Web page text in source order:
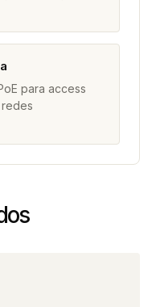
para access
redes